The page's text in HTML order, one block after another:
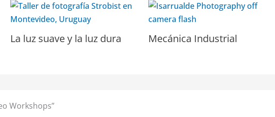
La luz suave y la luz dura Mecánica Industrial
Workshops”